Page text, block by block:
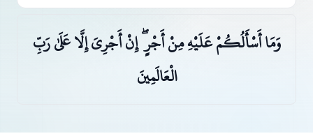
وَمَا أَسْأَلُكُمْ عَلَيْهِ مِنْ أَجْرٍ ۖ إِنْ أَجْرِيَ إِلَّا عَلَىٰ رَبِّ
الْعَالَمِينَ